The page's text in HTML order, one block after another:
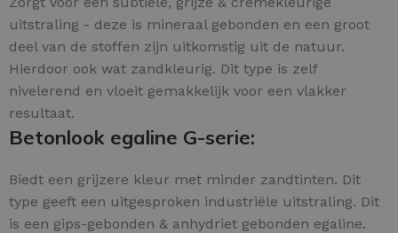
uitstraling - deze is mineraal gebonden en een groot
deel van de stoffen zijn uitkomstig uit de natuur.
Hierdoor ook wat zandkleurig. Dit type is zelf
nivelerend en vloeit gemakkelijk voor een vlakker
resultaat.
Betonlook egaline G-serie:
Biedt een grijzere kleur met minder zandtinten. Dit
type geeft een uitgesproken industriële uitstraling. Dit
is een gips-gebonden & anhydriet gebonden egaline.